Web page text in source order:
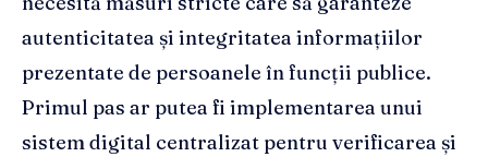
autenticitatea și integritatea informațiilor
prezentate de persoanele în funcții publice.
Primul pas ar putea fi implementarea unui
sistem digital centralizat pentru verificarea și